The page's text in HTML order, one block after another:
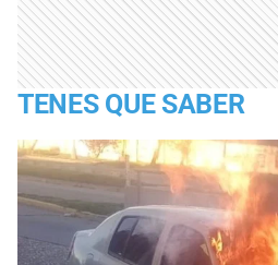
TENES QUE SABER